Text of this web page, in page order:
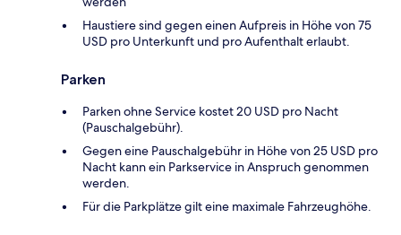
Haustiere sind gegen einen Aufpreis in Höhe von 75
USD pro Unterkunft und pro Aufenthalt erlaubt.
Parken
Parken ohne Service kostet 20 USD pro Nacht
(Pauschalgebühr).
Gegen eine Pauschalgebühr in Höhe von 25 USD pro
Nacht kann ein Parkservice in Anspruch genommen
werden.
Für die Parkplätze gilt eine maximale Fahrzeughöhe.